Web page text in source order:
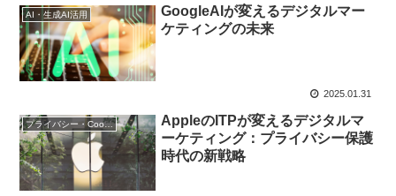
AI・生成AI活用
GoogleAIが変えるデジタルマー
ケティングの未来
2025.01.31
プライバシー・Cookie規制
AppleのITPが変えるデジタルマ
ーケティング：プライバシー保護
時代の新戦略